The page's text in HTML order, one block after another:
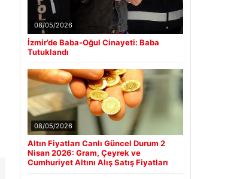
08/05/2026
İzmir’de Baba-Oğul Cinayeti: Baba
Tutuklandı
08/05/2026
Altın Fiyatları Canlı Güncel Durum 2
Nisan 2026: Gram, Çeyrek ve
Cumhuriyet Altını Alış Satış Fiyatları